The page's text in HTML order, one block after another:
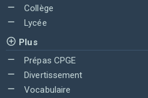
Collège
Lycée
Plus
Prépas CPGE
Divertissement
Vocabulaire